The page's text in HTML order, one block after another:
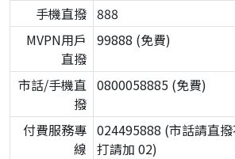
手機直撥 888
MVPN用戶
直撥
99888 (免費)
市話/手機直
撥
0800058885 (免費)
付費服務專
線
024495888 (市話請直
打請加 02)